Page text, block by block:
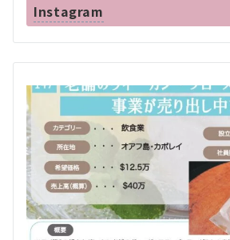
Instagram